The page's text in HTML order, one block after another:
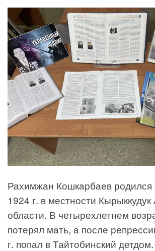
Рахимжан Кошкарбаев родился
1924 г. в местности
области. В четырехлетнем
потерял мать, а после
г. попал в Тайтобинский детдом.